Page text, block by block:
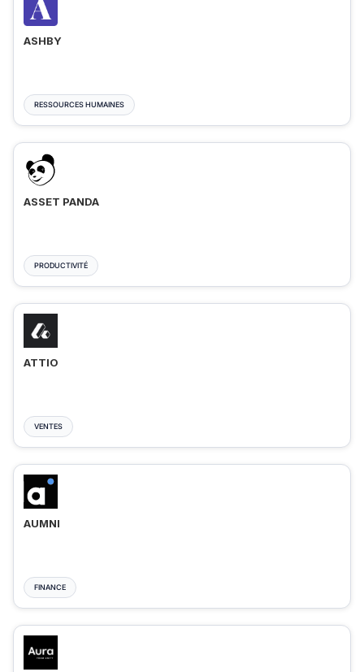
ASHBY
RESSOURCES HUMAINES
ASSET PANDA
PRODUCTIVITÉ
ATTIO
VENTES
AUMNI
FINANCE